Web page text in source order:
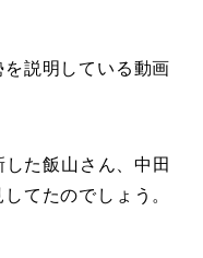
説明している動画
た飯山さん、中田
てたのでしょう。